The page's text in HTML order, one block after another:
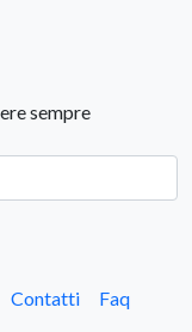
sempre
Contatti Faq